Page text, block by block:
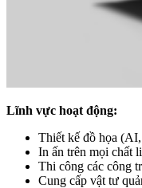
Lĩnh vực hoạt động:
Thiết kế đồ họa
In ấn trên mọi chất
Thi công các công
Cung cấp vật tư